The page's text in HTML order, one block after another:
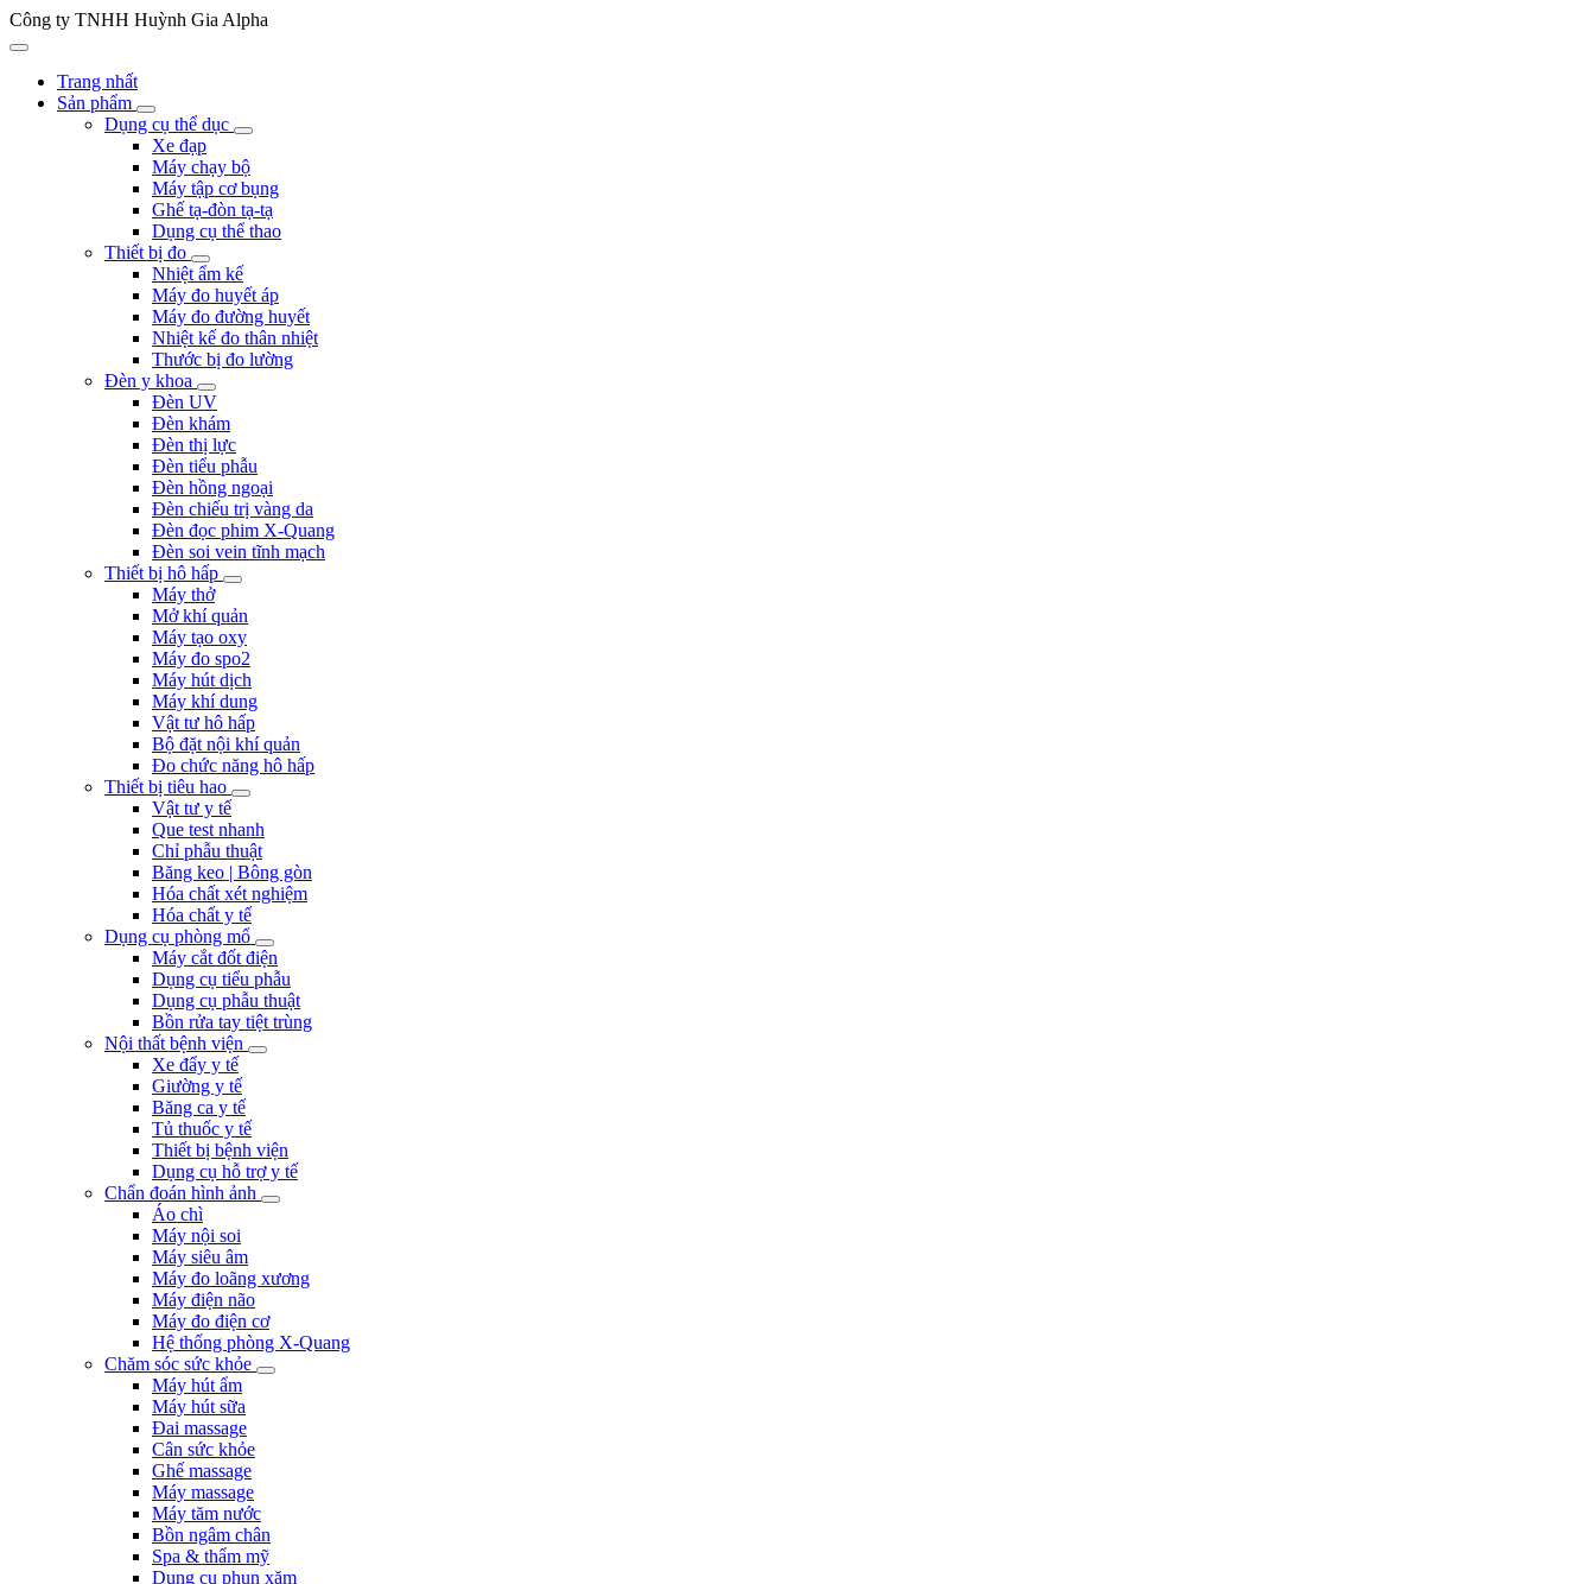
Công ty TNHH Huỳnh Gia Alpha
Trang nhất
Sản phẩm
Dụng cụ thể dục
Xe đạp
Máy chạy bộ
Máy tập cơ bụng
Ghế tạ-đòn tạ-tạ
Dụng cụ thể thao
Thiết bị đo
Nhiệt ẩm kế
Máy đo huyết áp
Máy đo đường huyết
Nhiệt kế đo thân nhiệt
Thước bị đo lường
Đèn y khoa
Đèn UV
Đèn khám
Đèn thị lực
Đèn tiểu phẫu
Đèn hồng ngoại
Đèn chiếu trị vàng da
Đèn đọc phim X-Quang
Đèn soi vein tĩnh mạch
Thiết bị hô hấp
Máy thở
Mở khí quản
Máy tạo oxy
Máy đo spo2
Máy hút dịch
Máy khí dung
Vật tư hô hấp
Bộ đặt nội khí quản
Đo chức năng hô hấp
Thiết bị tiêu hao
Vật tư y tế
Que test nhanh
Chỉ phẫu thuật
Băng keo | Bông gòn
Hóa chất xét nghiệm
Hóa chất y tế
Dụng cụ phòng mổ
Máy cắt đốt điện
Dụng cụ tiểu phẫu
Dụng cụ phẫu thuật
Bồn rửa tay tiệt trùng
Nội thất bệnh viện
Xe đẩy y tế
Giường y tế
Băng ca y tế
Tủ thuốc y tế
Thiết bị bệnh viện
Dụng cụ hỗ trợ y tế
Chẩn đoán hình ảnh
Áo chì
Máy nội soi
Máy siêu âm
Máy đo loãng xương
Máy điện não
Máy đo điện cơ
Hệ thống phòng X-Quang
Chăm sóc sức khỏe
Máy hút ẩm
Máy hút sữa
Đai massage
Cân sức khỏe
Ghế massage
Máy massage
Máy tăm nước
Bồn ngâm chân
Spa & thẩm mỹ
Dụng cụ phun xăm